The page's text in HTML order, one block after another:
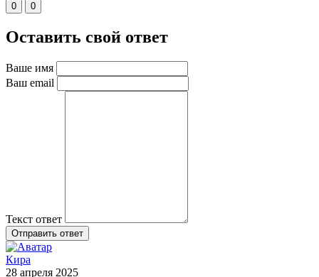
0
0
Оставить свой ответ
Ваше имя
Ваш email
Текст ответ
Отправить ответ
Кира
28 апреля 2025